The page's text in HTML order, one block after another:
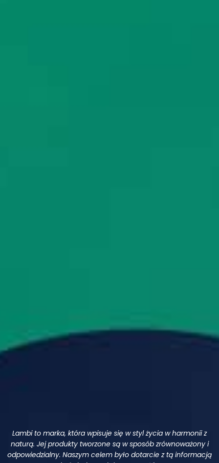
Lambi to marka, która wpisuje się w styl życia w harmonii z
naturą. Jej produkty tworzone są w sposób zrównoważony i
odpowiedzialny. Naszym celem było dotarcie z tą informacją